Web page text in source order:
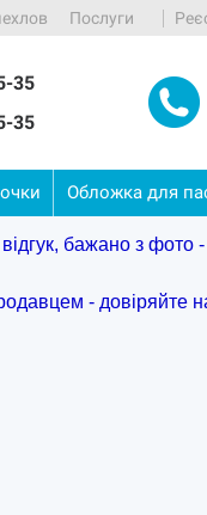
Послуги
35
35
Обложка для
бажано з фото
- довіряйте